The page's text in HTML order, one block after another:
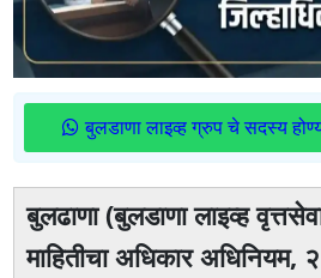
बुलडाणा लाइव्ह ग्रुप चे सदस्य
बुलढाणा (बुलडाणा लाइव्ह
माहितीचा अधिकार अधिनियम,